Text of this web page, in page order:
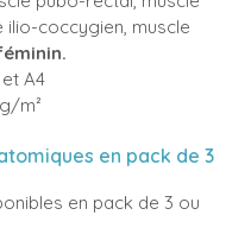
coccygien, muscle
A4
m²
en pack de 3
en pack de 3 ou